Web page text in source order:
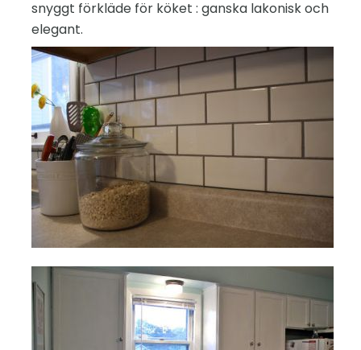
snyggt förkläde för köket : ganska lakonisk och
elegant.